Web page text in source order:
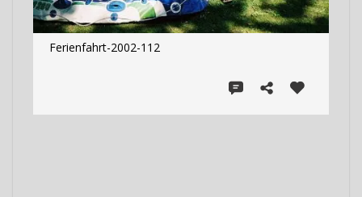
Ferienfahrt-2002-112